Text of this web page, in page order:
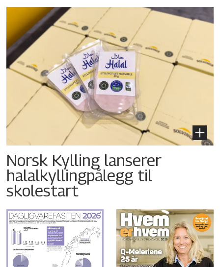
Norsk Kylling lanserer
halalkyllingpålegg til
skolestart